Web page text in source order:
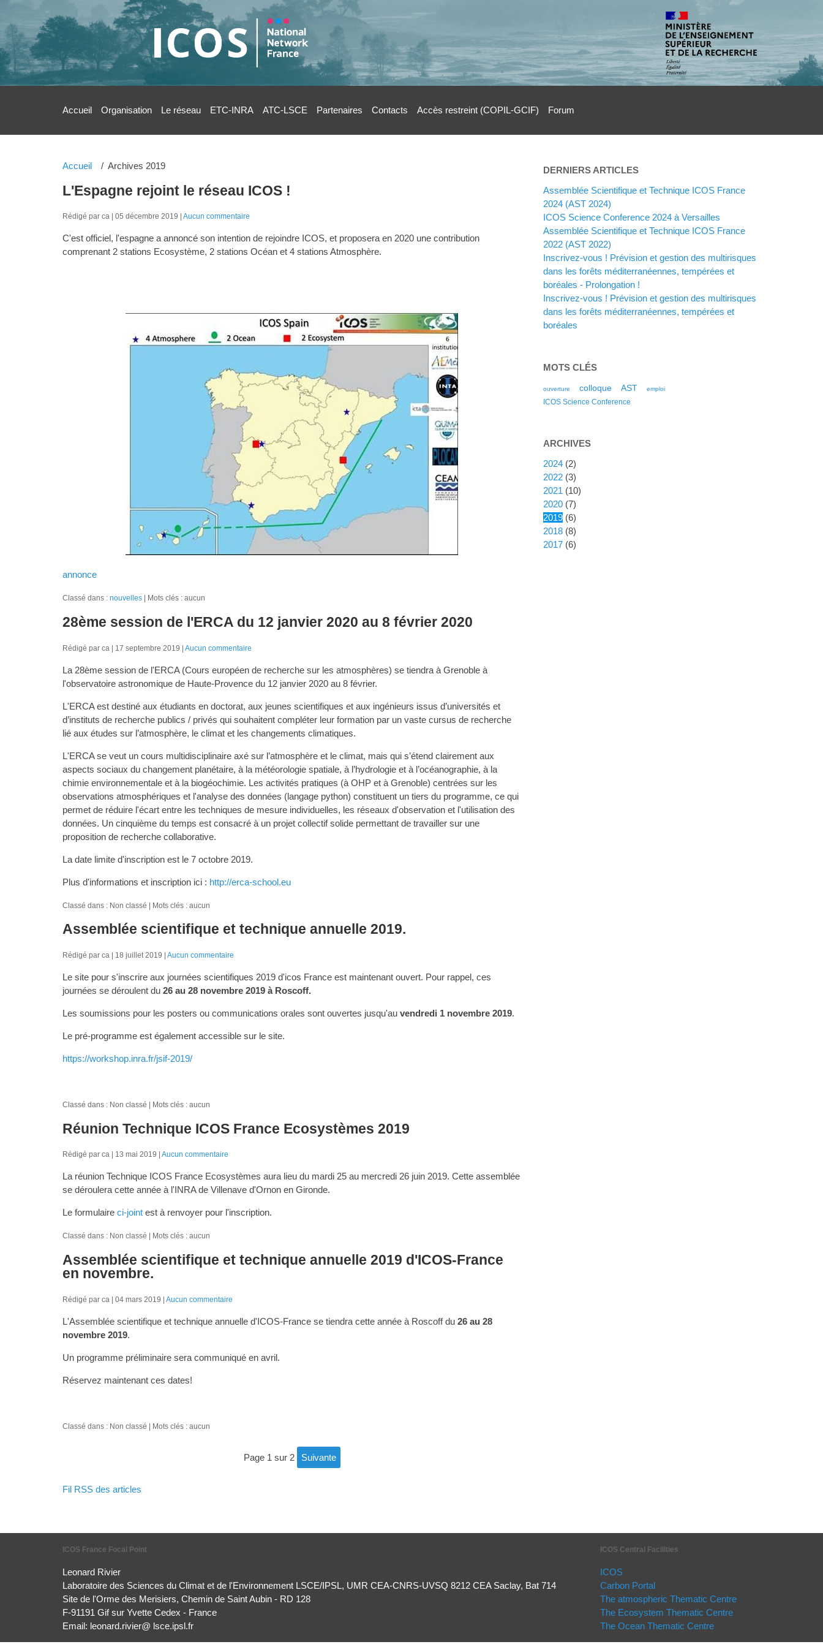
Accueil Organisation Le réseau ETC-INRA ATC-LSCE Partenaires Contacts Accès restreint (COPIL-GCIF) Forum
Accueil Archives 2019
L'Espagne rejoint le réseau ICOS !
Rédigé par ca 05 décembre 2019 Aucun commentaire
C'est officiel, l'espagne a annoncé son intention de rejoindre ICOS, et proposera en 2020 une contribution
comprenant 2 stations Ecosystème, 2 stations Océan et 4 stations Atmosphère.
annonce
Classé dans : nouvelles Mots clés : aucun
28ème session de l'ERCA du 12 janvier 2020 au 8 février 2020
Rédigé par ca 17 septembre 2019 Aucun commentaire
La 28ème session de l'ERCA (Cours européen de recherche sur les atmosphères) se tiendra à Grenoble à
l'observatoire astronomique de Haute-Provence du 12 janvier 2020 au 8 février.
L'ERCA est destiné aux étudiants en doctorat, aux jeunes scientifiques et aux ingénieurs issus d’universités et
d’instituts de recherche publics / privés qui souhaitent compléter leur formation par un vaste cursus de recherche
lié aux études sur l’atmosphère, le climat et les changements climatiques.
L'ERCA se veut un cours multidisciplinaire axé sur l’atmosphère et le climat, mais qui s’étend clairement aux
aspects sociaux du changement planétaire, à la météorologie spatiale, à l’hydrologie et à l’océanographie, à la
chimie environnementale et à la biogéochimie. Les activités pratiques (à OHP et à Grenoble) centrées sur les
observations atmosphériques et l'analyse des données (langage python) constituent un tiers du programme, ce qui
permet de réduire l'écart entre les techniques de mesure individuelles, les réseaux d'observation et l'utilisation des
données. Un cinquième du temps est consacré à un projet collectif solide permettant de travailler sur une
proposition de recherche collaborative.
La date limite d'inscription est le 7 octobre 2019.
Plus d'informations et inscription ici : http://erca-school.eu
Classé dans : Non classé Mots clés : aucun
Assemblée scientifique et technique annuelle 2019.
Rédigé par ca 18 juillet 2019 Aucun commentaire
Le site pour s'inscrire aux journées scientifiques 2019 d'icos France est maintenant ouvert. Pour rappel, ces
journées se déroulent du 26 au 28 novembre 2019 à Roscoff.
Les soumissions pour les posters ou communications orales sont ouvertes jusqu'au vendredi 1 novembre 2019.
Le pré-programme est également accessible sur le site.
https://workshop.inra.fr/jsif-2019/
Classé dans : Non classé Mots clés : aucun
Réunion Technique ICOS France Ecosystèmes 2019
Rédigé par ca 13 mai 2019 Aucun commentaire
La réunion Technique ICOS France Ecosystèmes aura lieu du mardi 25 au mercredi 26 juin 2019. Cette assemblée
se déroulera cette année à l'INRA de Villenave d'Ornon en Gironde.
Le formulaire ci-joint est à renvoyer pour l'inscription.
Classé dans : Non classé Mots clés : aucun
Assemblée scientifique et technique annuelle 2019 d'ICOS-France
en novembre.
Rédigé par ca 04 mars 2019 Aucun commentaire
L'Assemblée scientifique et technique annuelle d'ICOS-France se tiendra cette année à Roscoff du 26 au 28
novembre 2019.
Un programme préliminaire sera communiqué en avril.
Réservez maintenant ces dates!
Classé dans : Non classé Mots clés : aucun
page 1 sur 2 suivante
Fil RSS des articles
DERNIERS ARTICLES
Assemblée Scientifique et Technique ICOS France
2024 (AST 2024)
ICOS Science Conference 2024 à Versailles
Assemblée Scientifique et Technique ICOS France
2022 (AST 2022)
Inscrivez-vous ! Prévision et gestion des multirisques
dans les forêts méditerranéennes, tempérées et
boréales - Prolongation !
Inscrivez-vous ! Prévision et gestion des multirisques
dans les forêts méditerranéennes, tempérées et
boréales
MOTS CLÉS
ouverture colloque AST emploi
ICOS Science Conference
ARCHIVES
2024(2)
2022(3)
2021 (10)
2020(7)
2019(6)
2018(8)
2017(6)
ICOS France Focal Point
Leonard Rivier
Laboratoire des Sciences du Climat et de l'Environnement LSCE/IPSL, UMR CEA-CNRS-UVSQ 8212 CEA Saclay, Bat 714
Site de l'Orme des Merisiers, Chemin de Saint Aubin - RD 128
F-91191 Gif sur Yvette Cedex - France
Email: leonard.rivier@ lsce.ipsl.fr
ICOS Central Facilities
ICOS
Carbon Portal
The atmospheric Thematic Centre
The Ecosystem Thematic Centre
The Ocean Thematic Centre